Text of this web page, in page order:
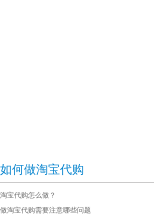
如何做淘宝代购
淘宝代购怎么做？
做淘宝代购需要注意哪些问题